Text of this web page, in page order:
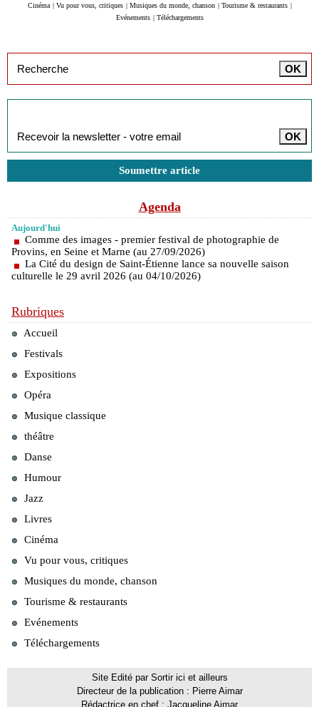
Cinéma | Vu pour vous, critiques | Musiques du monde, chanson | Tourisme & restaurants |
Evénements | Téléchargements
Soumettre article
Agenda
Aujourd'hui
Comme des images - premier festival de photographie de
Provins, en Seine et Marne (au 27/09/2026)
La Cité du design de Saint-Étienne lance sa nouvelle saison
culturelle le 29 avril 2026 (au 04/10/2026)
Rubriques
Accueil
Festivals
Expositions
Opéra
Musique classique
théâtre
Danse
Humour
Jazz
Livres
Cinéma
Vu pour vous, critiques
Musiques du monde, chanson
Tourisme & restaurants
Evénements
Téléchargements
Site Edité par Sortir ici et ailleurs
Directeur de la publication : Pierre Aimar
Rédactrice en chef : Jacqueline Aimar